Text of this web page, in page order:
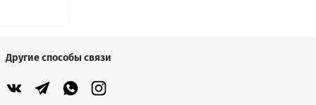
Другие способы связи